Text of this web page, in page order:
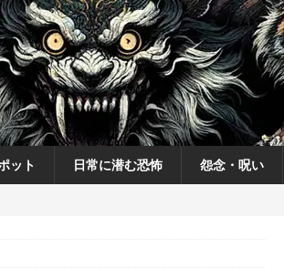
ット 日常に潜む恐怖 怨念・呪い